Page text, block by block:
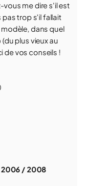
vous me dire s'il est
pas trop s'il fallait
dans quel
plus vieux au
de vos conseils !
2006 / 2008